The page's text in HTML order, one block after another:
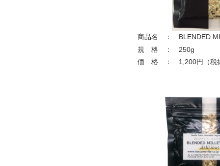
商品名 ： BLENDED
規 格 ： 250g
価 格 ： 1,200円（税